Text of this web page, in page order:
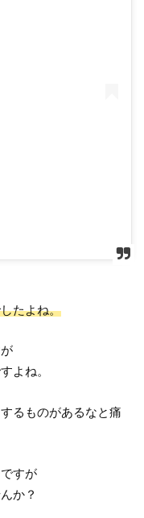
たよね。
よね。
るものがあるなと痛
すが
か？